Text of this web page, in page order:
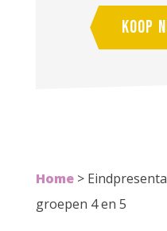
Koop
Home>
groepen 4 en 5